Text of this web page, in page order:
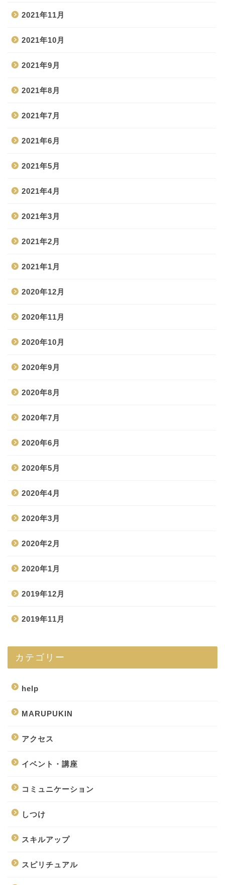
2021年11月
2021年10月
2021年9月
2021年8月
2021年7月
2021年6月
2021年5月
2021年4月
2021年3月
2021年2月
2021年1月
2020年12月
2020年11月
2020年10月
2020年9月
2020年8月
2020年7月
2020年6月
2020年5月
2020年4月
2020年3月
2020年2月
2020年1月
2019年12月
2019年11月
カテゴリー
help
MARUPUKIN
アクセス
イベント・講座
コミュニケーション
しつけ
スキルアップ
スピリチュアル